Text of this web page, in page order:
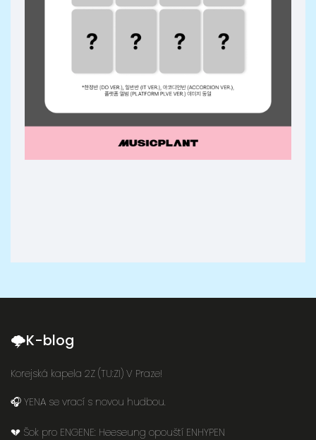
🌩K-blog
Korejská kapela 2Z (TU:ZI) V Praze!
🎧 YENA se vrací s novou hudbou.
💔 Šok pro ENGENE: Heeseung opouští ENHYPEN